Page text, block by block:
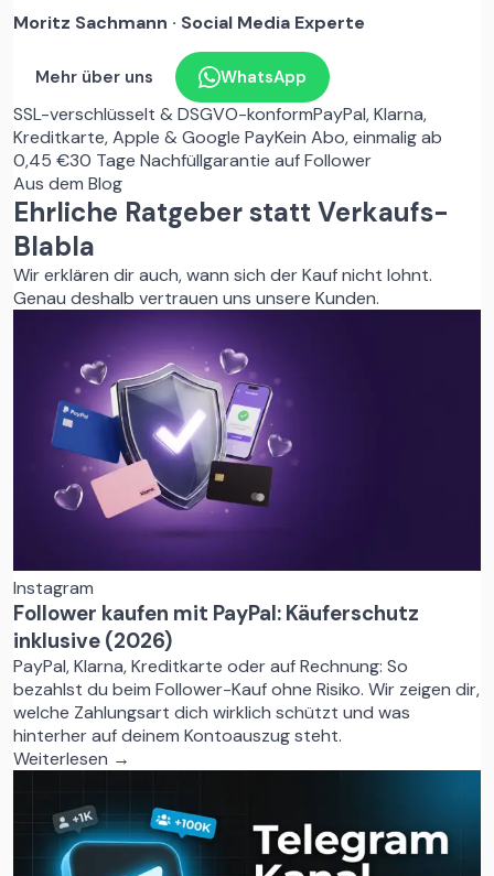
Moritz Sachmann · Social Media Experte
Mehr über uns WhatsApp
SSL-verschlüsselt & DSGVO-konformPayPal, Klarna,
Kreditkarte, Apple & Google PayKein Abo, einmalig ab
0,45 €30 Tage Nachfüllgarantie auf Follower
Aus dem Blog
Ehrliche Ratgeber statt Verkaufs-
Blabla
Wir erklären dir auch, wann sich der Kauf nicht lohnt.
Genau deshalb vertrauen uns unsere Kunden.
Instagram
Follower kaufen mit PayPal: Käuferschutz
inklusive (2026)
PayPal, Klarna, Kreditkarte oder auf Rechnung: So
bezahlst du beim Follower-Kauf ohne Risiko. Wir zeigen dir,
welche Zahlungsart dich wirklich schützt und was
hinterher auf deinem Kontoauszug steht.
Weiterlesen →